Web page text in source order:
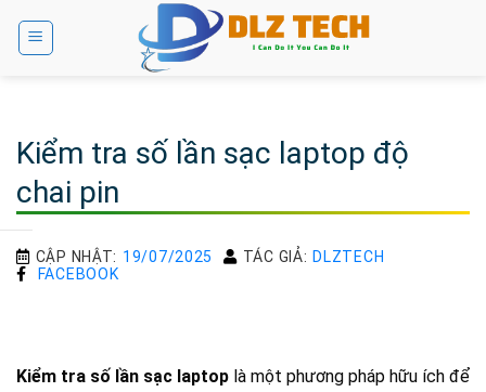
Kiểm tra số lần sạc laptop độ
chai pin
CẬP NHẬT: 19/07/2025 TÁC GIẢ: DLZTECH
FACEBOOK
Kiểm tra số lần sạc laptop là một phương pháp hữu ích để